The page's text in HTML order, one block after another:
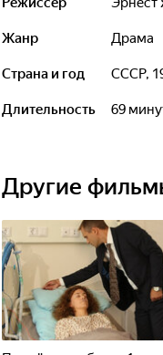
Жанр драма
Страна и год СССР,
Длительность 69
Другие